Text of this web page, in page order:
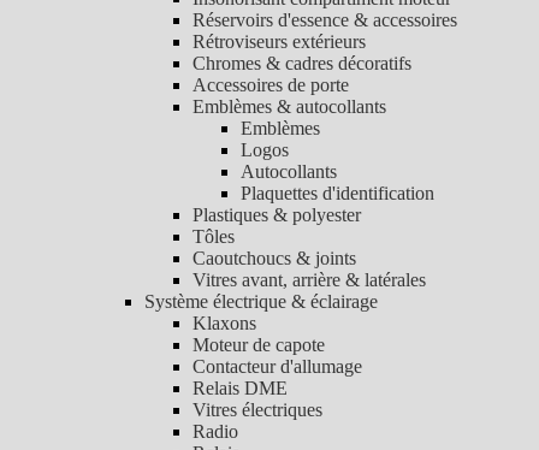
Réservoirs d'essence & accessoires
Rétroviseurs extérieurs
Chromes & cadres décoratifs
Accessoires de porte
Emblèmes & autocollants
Emblèmes
Logos
Autocollants
Plaquettes d'identification
Plastiques & polyester
Tôles
Caoutchoucs & joints
Vitres avant, arrière & latérales
Système électrique & éclairage
Klaxons
Moteur de capote
Contacteur d'allumage
Relais DME
Vitres électriques
Radio